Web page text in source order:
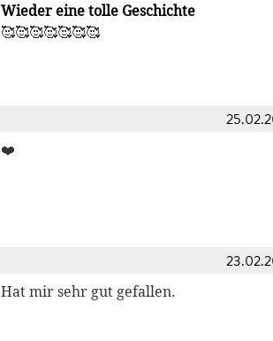
Wieder eine tolle Geschichte
🥰🥰🥰🥰🥰🥰🥰
❤️
Hat mir sehr gut gefallen.